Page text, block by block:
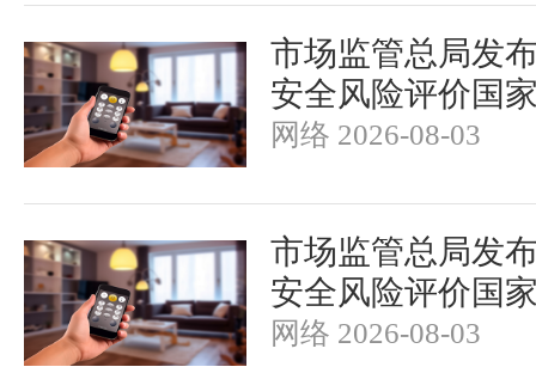
市场监管总局发
安全风险评价国
网络 2026-08-03
市场监管总局发
安全风险评价国
网络 2026-08-03